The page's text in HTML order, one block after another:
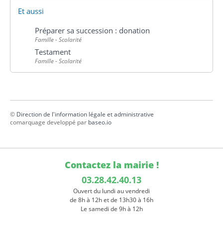
Et aussi
Préparer sa succession : donation
Famille - Scolarité
Testament
Famille - Scolarité
© Direction de l'information légale et administrative
comarquage developpé par baseo.io
Contactez la mairie !
03.28.42.40.13
Ouvert du lundi au vendredi
de 8h à 12h et de 13h30 à 16h
Le samedi de 9h à 12h